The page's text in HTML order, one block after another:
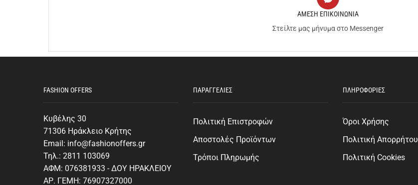
ΑΜΕΣΗ ΕΠΙΚΟΙΝΩΝΙΑ
Στείλτε μας μήνυμα στο Messenger
FASHION OFFERS
Κυβέλης 30
71306 Ηράκλειο Κρήτης
Email: info@fashionoffers.gr
Τηλ.: 2811 103069
ΑΦΜ: 076381933 - ΔΟΥ ΗΡΑΚΛΕΙΟΥ
ΑΡ. ΓΕΜΗ: 76907327000
ΠΑΡΑΓΓΕΛΙΕΣ
Πολιτική Επιστροφών
Αποστολές Προϊόντων
Τρόποι Πληρωμής
ΠΛΗΡΟΦΟΡΙΕΣ
Όροι Χρήσης
Πολιτική Απορρήτου
Πολιτική Cookies